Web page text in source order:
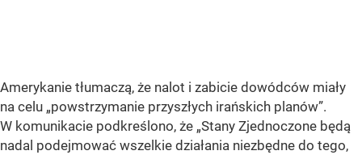
Amerykanie tłumaczą, że nalot i zabicie dowódców miały
na celu „powstrzymanie przyszłych irańskich planów”.
W komunikacie podkreślono, że „Stany Zjednoczone będą
nadal podejmować wszelkie działania niezbędne do tego,